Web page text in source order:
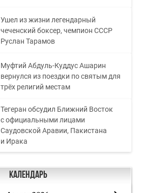
Ушел из жизни легендарный
чеченский боксер, чемпион СССР
Руслан Тарамов
Муфтий Абдуль-Куддус Ашарин
вернулся из поездки по святым для
трёх религий местам
Тегеран обсудил Ближний Восток
с официальными лицами
Саудовской Аравии, Пакистана
и Ирака
Календарь